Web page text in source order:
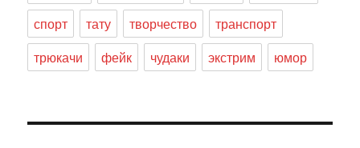
спорт
тату творчество
транспорт
трюкачи
фейк чудаки экстрим юмор